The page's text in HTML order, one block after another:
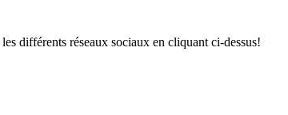
différents réseaux sociaux en cliquant ci-dessus!